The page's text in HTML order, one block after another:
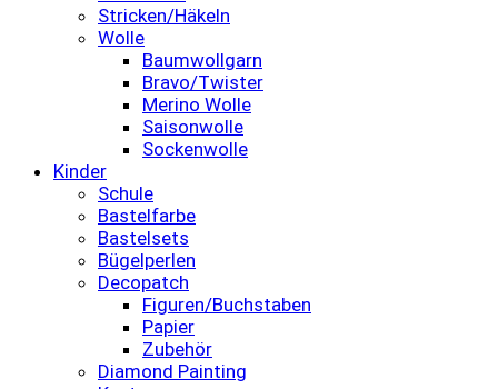
Stricken/Häkeln
Wolle
Baumwollgarn
Bravo/Twister
Merino Wolle
Saisonwolle
Sockenwolle
Kinder
Schule
Bastelfarbe
Bastelsets
Bügelperlen
Decopatch
Figuren/Buchstaben
Papier
Zubehör
Diamond Painting